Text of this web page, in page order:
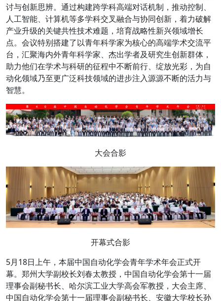
讨与创新思辨。通过构建跨学科高端对话机制，推动控制、
人工智能、计算机等多学科交叉融合与协同创新，着力破解
产业升级的关键共性技术难题，培育战略性新兴领域增长
点。会议特别搭建了以青年科学家为核心的高端学术交流平
台，汇聚海内外青年科学家、杰出学者及研究生创新群体，
助力他们在学术与科研的征程中不断前行、绽放光彩，为自
动化领域乃至更广泛科技领域的进步注入源源不断的活力与
智慧。
大会合影
开幕式合影
5月18日上午，本届中国自动化学会青年学术年会正式开
幕。郑州大学副校长刘春太教授，中国自动化学会第十一届
理事会副秘书长、哈尔滨工业大学高会军教授，大会主席、
中国自动化学会第十一届理事会副秘书长、安徽大学校长孙